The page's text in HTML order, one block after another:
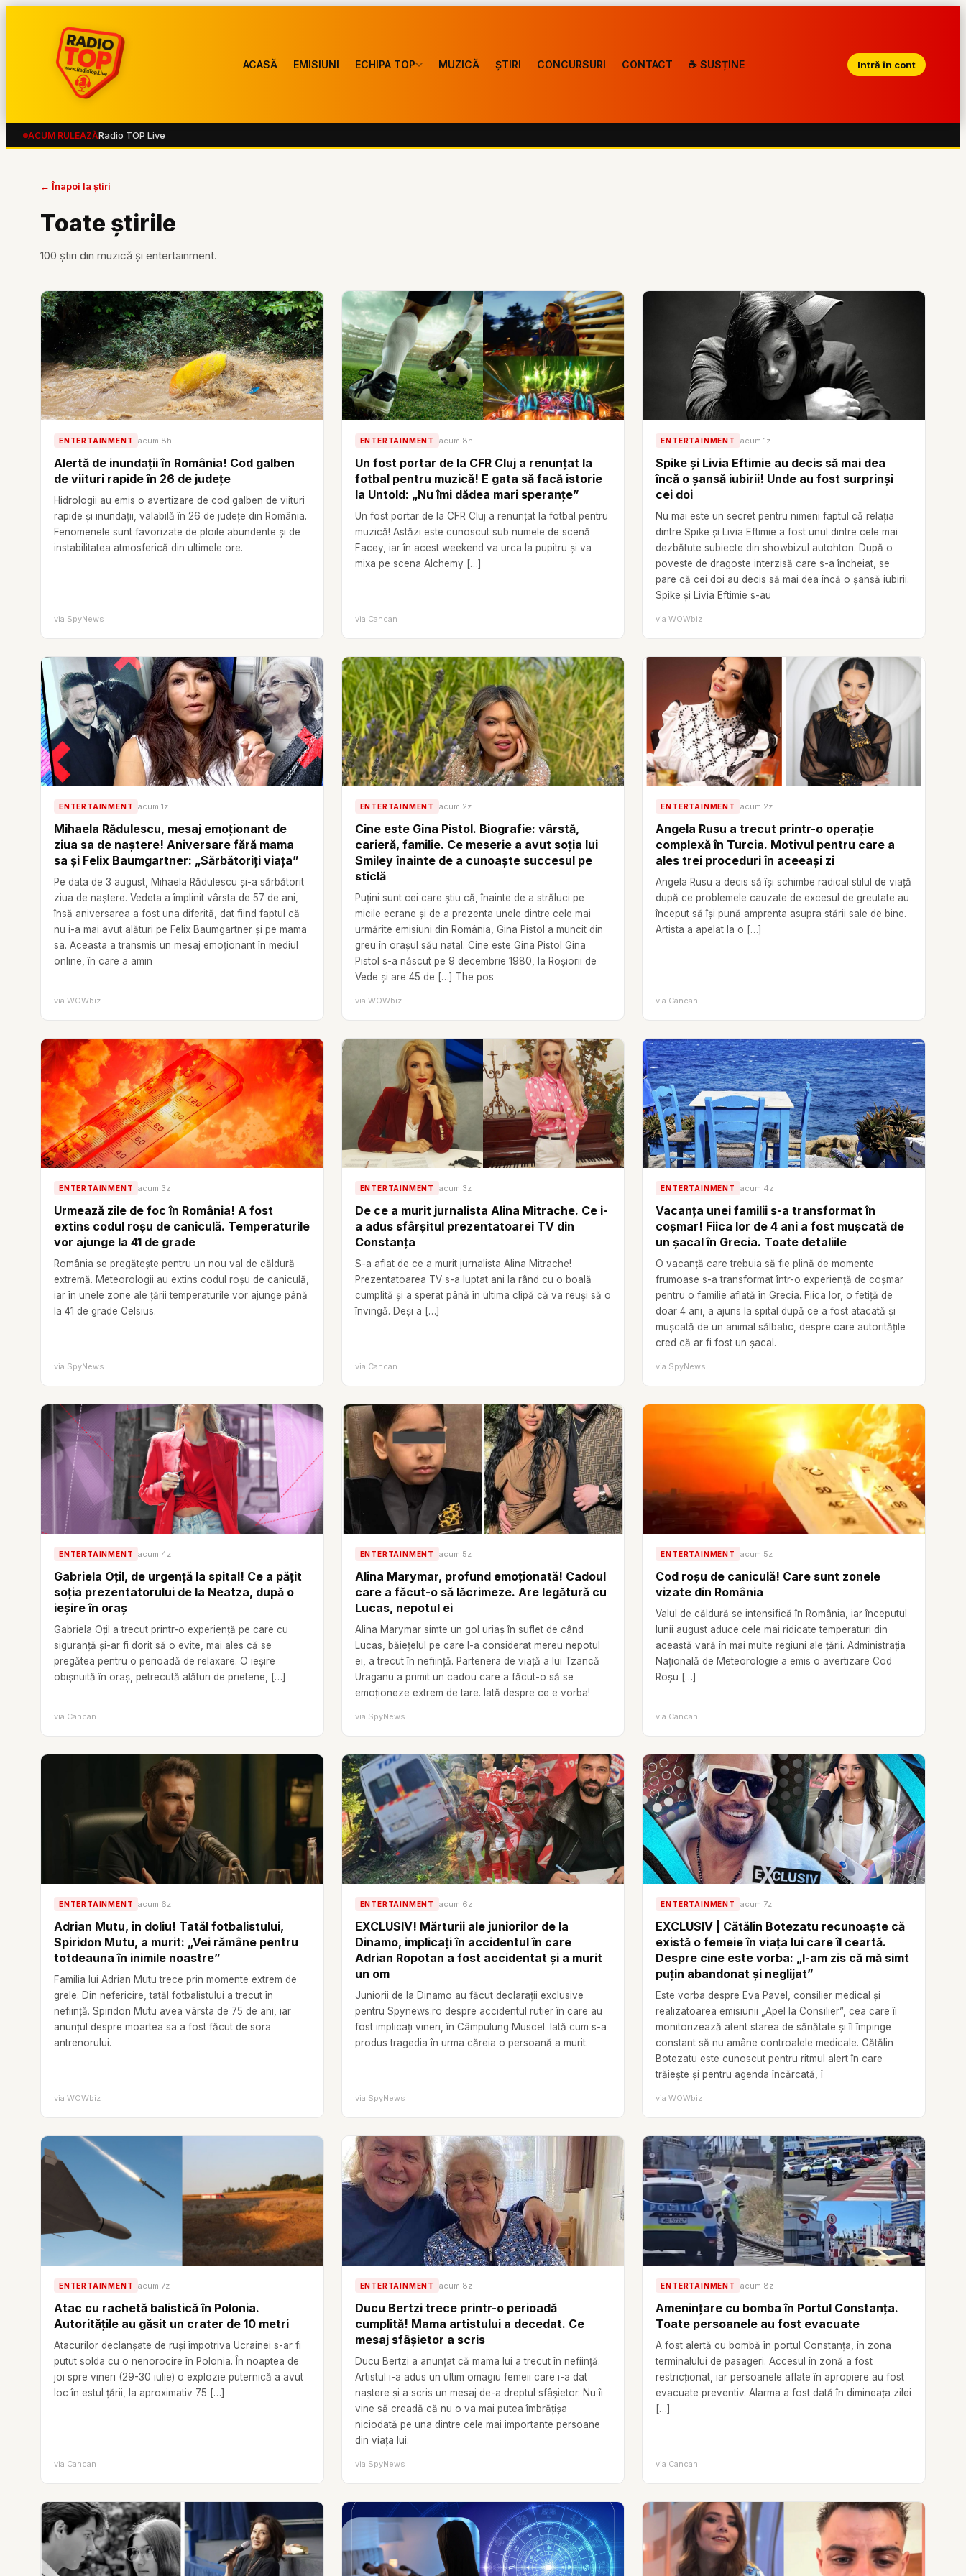
ACASĂ EMISIUNI ECHIPA TOP MUZICĂ ȘTIRI CONCURSURI CONTACT ☕ SUSȚINE Intră în cont
ACUM RULEAZĂRadio TOP Live
← Înapoi la știri
Toate știrile
100 știri din muzică și entertainment.
ENTERTAINMENT acum 8h
Alertă de inundații în România! Cod galben
de viituri rapide în 26 de județe
Hidrologii au emis o avertizare de cod galben de viituri
rapide și inundații, valabilă în 26 de județe din România.
Fenomenele sunt favorizate de ploile abundente și de
instabilitatea atmosferică din ultimele ore.
via SpyNews
ENTERTAINMENT acum 8h
Un fost portar de la CFR Cluj a renunțat la
fotbal pentru muzică! E gata să facă istorie
la Untold: „Nu îmi dădea mari speranțe”
Un fost portar de la CFR Cluj a renunțat la fotbal pentru
muzică! Astăzi este cunoscut sub numele de scenă
Facey, iar în acest weekend va urca la pupitru și va
mixa pe scena Alchemy […]
via Cancan
ENTERTAINMENT acum 1z
Spike și Livia Eftimie au decis să mai dea
încă o șansă iubirii! Unde au fost surprinși
cei doi
Nu mai este un secret pentru nimeni faptul că relația
dintre Spike și Livia Eftimie a fost unul dintre cele mai
dezbătute subiecte din showbizul autohton. După o
poveste de dragoste interzisă care s-a încheiat, se
pare că cei doi au decis să mai dea încă o șansă iubirii.
Spike și Livia Eftimie s-au
viaWOWbiz
ENTERTAINMENT acum 1z
Mihaela Rădulescu, mesaj emoționant de
ziua sa de naștere! Aniversare fără mama
sa și Felix Baumgartner: „Sărbătoriți viața”
Pe data de 3 august, Mihaela Rădulescu și-a sărbătorit
ziua de naștere. Vedeta a împlinit vârsta de 57 de ani,
însă aniversarea a fost una diferită, dat fiind faptul că
nu i-a mai avut alături pe Felix Baumgartner și pe mama
sa. Aceasta a transmis un mesaj emoționant în mediul
online, în care a amin
via WOWbiz
ENTERTAINMENT acum 2z
Cine este Gina Pistol. Biografie: vârstă,
carieră, familie. Ce meserie a avut soția lui
Smiley înainte de a cunoaște succesul pe
sticlă
Puțini sunt cei care știu că, înainte de a străluci pe
micile ecrane și de a prezenta unele dintre cele mai
urmărite emisiuni din România, Gina Pistol a muncit din
greu în orașul său natal. Cine este Gina Pistol Gina
Pistol s-a născut pe 9 decembrie 1980, la Roșiorii de
Vede și are 45 de […] The pos
via WOWbiz
ENTERTAINMENT acum 2z
Angela Rusu a trecut printr-o operație
complexă în Turcia. Motivul pentru care a
ales trei proceduri în aceeași zi
Angela Rusu a decis să își schimbe radical stilul de viață
după ce problemele cauzate de excesul de greutate au
început să își pună amprenta asupra stării sale de bine.
Artista a apelat la o […]
via Cancan
ENTERTAINMENT acum 3z
Urmează zile de foc în România! A fost
extins codul roșu de caniculă. Temperaturile
vor ajunge la 41 de grade
România se pregătește pentru un nou val de căldură
extremă. Meteorologii au extins codul roșu de caniculă,
iar în unele zone ale țării temperaturile vor ajunge până
la 41 de grade Celsius.
via SpyNews
ENTERTAINMENT acum 3z
De ce a murit jurnalista Alina Mitrache. Ce i-
a adus sfârșitul prezentatoarei TV din
Constanța
S-a aflat de ce a murit jurnalista Alina Mitrache!
Prezentatoarea TV s-a luptat ani la rând cu o boală
cumplită și a sperat până în ultima clipă că va reuși să o
învingă. Deși a […]
via Cancan
ENTERTAINMENT acum 4z
Vacanța unei familii s-a transformat în
coșmar! Fiica lor de 4 ani a fost mușcată de
un șacal în Grecia. Toate detaliile
O vacanță care trebuia să fie plină de momente
frumoase s-a transformat într-o experiență de coșmar
pentru o familie aflată în Grecia. Fiica lor, o fetiță de
doar 4 ani, a ajuns la spital după ce a fost atacată și
mușcată de un animal sălbatic, despre care autoritățile
cred că ar fi fost un șacal.
via SpyNews
ENTERTAINMENT acum 4z
Gabriela Oțil, de urgență la spital! Ce a pățit
soția prezentatorului de la Neatza, după o
ieșire în oraș
Gabriela Oțil a trecut printr-o experiență pe care cu
siguranță și-ar fi dorit să o evite, mai ales că se
pregătea pentru o perioadă de relaxare. O ieșire
obișnuită în oraș, petrecută alături de prietene, […]
via Cancan
ENTERTAINMENT acum 5z
Alina Marymar, profund emoționată! Cadoul
care a făcut-o să lăcrimeze. Are legătură cu
Lucas, nepotul ei
Alina Marymar simte un gol uriaș în suflet de când
Lucas, băiețelul pe care l-a considerat mereu nepotul
ei, a trecut în neființă. Partenera de viață a lui Tzancă
Uraganu a primit un cadou care a făcut-o să se
emoționeze extrem de tare. Iată despre ce e vorba!
via SpyNews
ENTERTAINMENT acum 5z
Cod roșu de caniculă! Care sunt zonele
vizate din România
Valul de căldură se intensifică în România, iar începutul
lunii august aduce cele mai ridicate temperaturi din
această vară în mai multe regiuni ale țării. Administrația
Națională de Meteorologie a emis o avertizare Cod
Roșu […]
via Cancan
ENTERTAINMENT acum 6z
Adrian Mutu, în doliu! Tatăl fotbalistului,
Spiridon Mutu, a murit: „Vei rămâne pentru
totdeauna în inimile noastre”
Familia lui Adrian Mutu trece prin momente extrem de
grele. Din nefericire, tatăl fotbalistului a trecut în
neființă. Spiridon Mutu avea vârsta de 75 de ani, iar
anunțul despre moartea sa a fost făcut de sora
antrenorului.
via WOWbiz
ENTERTAINMENT acum 6z
EXCLUSIV! Mărturii ale juniorilor de la
Dinamo, implicați în accidentul în care
Adrian Ropotan a fost accidentat și a murit
un om
Juniorii de la Dinamo au făcut declarații exclusive
pentru Spynews.ro despre accidentul rutier în care au
fost implicați vineri, în Câmpulung Muscel. Iată cum s-a
produs tragedia în urma căreia o persoană a murit.
via SpyNews
ENTERTAINMENT acum 7z
EXCLUSIV | Cătălin Botezatu recunoaște că
există o femeie în viața lui care îl ceartă.
Despre cine este vorba: „I-am zis că mă simt
puțin abandonat și neglijat”
Este vorba despre Eva Pavel, consilier medical și
realizatoarea emisiunii „Apel la Consilier”, cea care îi
monitorizează atent starea de sănătate și îl împinge
constant să nu amâne controalele medicale. Cătălin
Botezatu este cunoscut pentru ritmul alert în care
trăiește și pentru agenda încărcată, î
viaWOWbiz
ENTERTAINMENT acum 7z
Atac cu rachetă balistică în Polonia.
Autoritățile au găsit un crater de 10 metri
Atacurilor declanșate de ruși împotriva Ucrainei s-ar fi
putut solda cu o nenorocire în Polonia. În noaptea de
joi spre vineri (29-30 iulie) o explozie puternică a avut
loc în estul țării, la aproximativ 75 […]
via Cancan
ENTERTAINMENT acum 8z
Ducu Bertzi trece printr-o perioadă
cumplită! Mama artistului a decedat. Ce
mesaj sfâșietor a scris
Ducu Bertzi a anunțat că mama lui a trecut în neființă.
Artistul i-a adus un ultim omagiu femeii care i-a dat
naștere și a scris un mesaj de-a dreptul sfâșietor. Nu îi
vine să creadă că nu o va mai putea îmbrățișa
niciodată pe una dintre cele mai importante persoane
din viața lui.
via SpyNews
ENTERTAINMENT acum 8z
Amenințare cu bomba în Portul Constanța.
Toate persoanele au fost evacuate
A fost alertă cu bombă în portul Constanța, în zona
terminalului de pasageri. Accesul în zonă a fost
restricționat, iar persoanele aflate în apropiere au fost
evacuate preventiv. Alarma a fost dată în dimineața zilei
[…]
via Cancan